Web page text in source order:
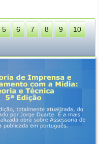
5 6 7 8 9
10